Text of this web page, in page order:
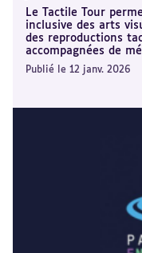
Le Tactile Tour
inclusive des arts
des reproductions
accompagnées de
Publié le 12 janv. 2026